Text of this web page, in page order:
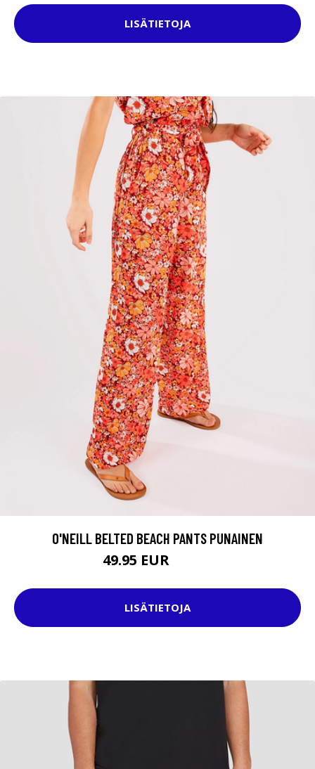
LISÄTIETOJA
O'NEILL BELTED BEACH PANTS PUNAINEN
49.95 EUR
LISÄTIETOJA